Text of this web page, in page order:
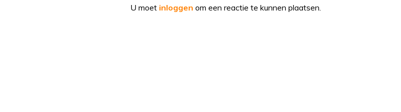
U moet inloggen om een reactie te kunnen plaatsen.